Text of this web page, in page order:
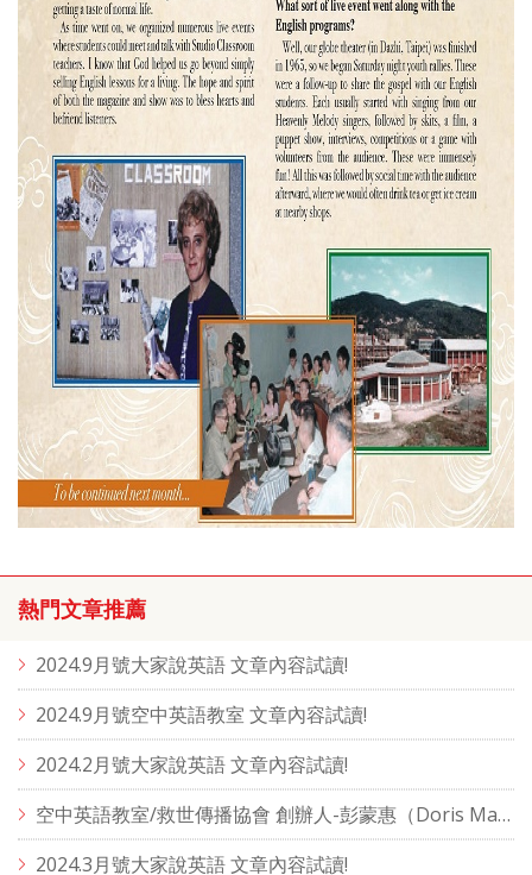
熱門文章推薦
2024.9月號大家說英語 文章內容試讀!
2024.9月號空中英語教室 文章內容試讀!
2024.2月號大家說英語 文章內容試讀!
空中英語教室/救世傳播協會 創辦人-彭蒙惠（Doris Marie Brougham）
2024.3月號大家說英語 文章內容試讀!